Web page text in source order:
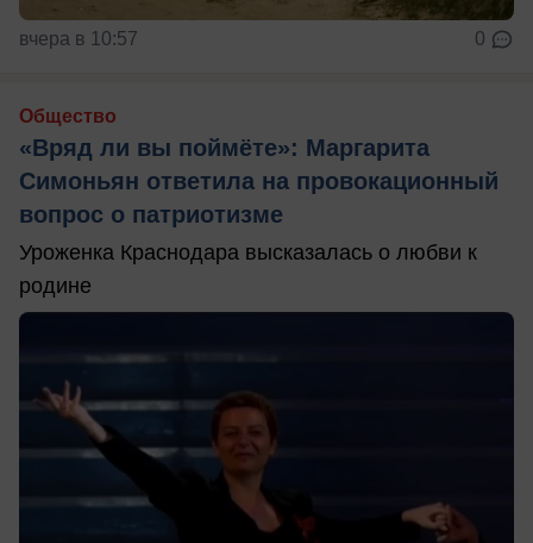
вчера в 10:57 0
Общество
«Вряд ли вы поймёте»: Маргарита
Симоньян ответила на провокационный
вопрос о патриотизме
Уроженка Краснодара высказалась о любви к
родине